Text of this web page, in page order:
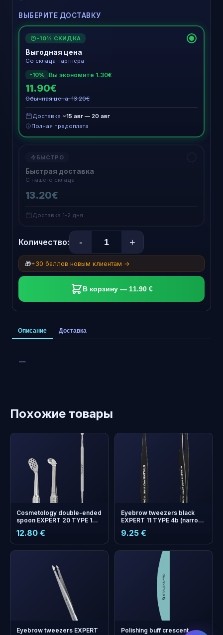
ВЫБЕРИТЕ ДОСТАВКУ
€ -10% СКИДКА
Выгодная цена
Со склада партнёра
-10%
Вы экономите 1.30€
11.90€
Обычная цена: 13.20€
Доставка ~15 авг — 20 авг
Полная предоплата
БЫСТРО
Быстрая доставка
С нашего склада
13.20€
Доставка 1-2 дня
Количество: - +
🎁+30 баллов новым клиентам →
В корзину — 11.90 €
Описание Доставка
—
Похожие товары
Cosmetology double-ended
spoon EXPERT 20 TYPE 1
holes)
12.80 €
Eyebrow tweezers black
EXPERT 11 TYPE 4b (narrow
9.25 €
Eyebrow tweezers EXPERT
Polishing buff crescent